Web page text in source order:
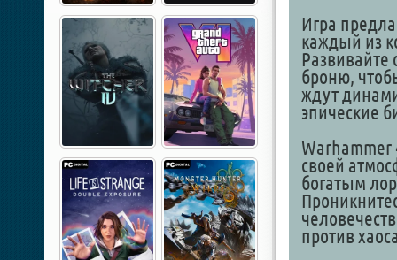
Игра
каждый из
Развивайте
броню,
ждут
эпические
Warhammer
своей
богатым
против